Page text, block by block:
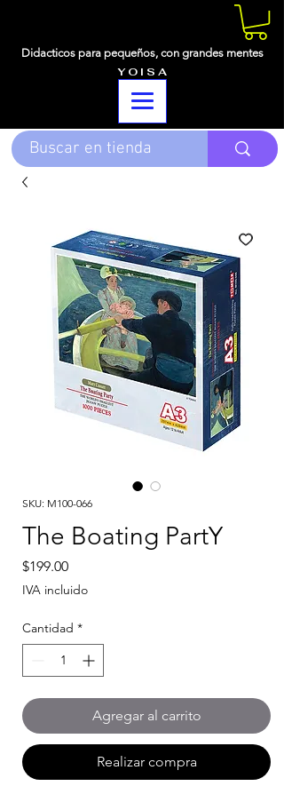
Didacticos para pequeños, con grandes mentes
Y O I S A
SKU: M100-066
The Boating PartY
$199.00Precio
IVA incluido
Cantidad *
Agregar al carrito
Realizar compra